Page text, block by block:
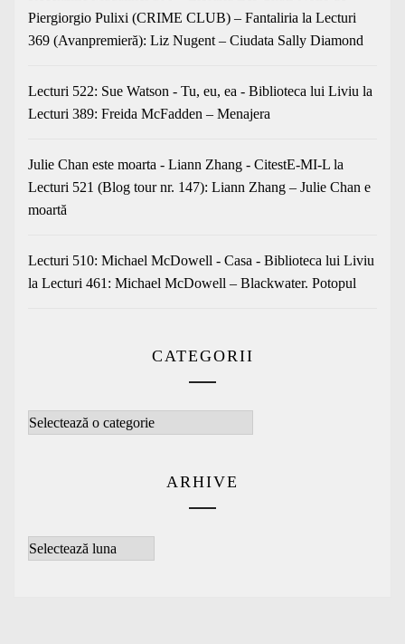
Piergiorgio Pulixi (CRIME CLUB) – Fantaliria la Lecturi
369 (Avanpremieră): Liz Nugent – Ciudata Sally Diamond
Lecturi 522: Sue Watson - Tu, eu, ea - Biblioteca lui Liviu la
Lecturi 389: Freida McFadden – Menajera
Julie Chan este moarta - Liann Zhang - CitestE-MI-L la
Lecturi 521 (Blog tour nr. 147): Liann Zhang – Julie Chan e
moartă
Lecturi 510: Michael McDowell - Casa - Biblioteca lui Liviu
la Lecturi 461: Michael McDowell – Blackwater. Potopul
CATEGORII
Categorii
ARHIVE
Arhive